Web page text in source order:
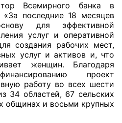
Всемирного банка в
«За последние 18 месяцев
для эффективной
услуг и оперативной
создания рабочих мест,
услуг и активов и, что
женщин. Благодаря
проект
работу во всех шести
34 областей, 67 сельских
общинах и восьми крупных